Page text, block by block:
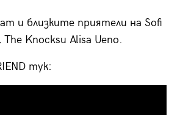
и близките приятели на Sofi
The Knocksи Alisa Ueno.
тук: